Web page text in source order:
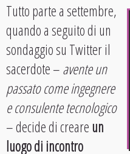
Tutto parte a settembre,
quando a seguito di un
sondaggio su Twitter il
sacerdote –avente un
passato come ingegnere
e consulente tecnologico
– decide di creareun
luogo di incontro